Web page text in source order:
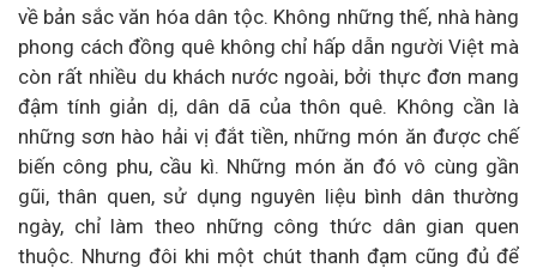
về bản sắc văn hóa dân tộc. Không những thế, nhà hàng
phong cách đồng quê không chỉ hấp dẫn người Việt mà
còn rất nhiều du khách nước ngoài, bởi thực đơn mang
đậm tính giản dị, dân dã của thôn quê. Không cần là
những sơn hào hải vị đắt tiền, những món ăn được chế
biến công phu, cầu kì. Những món ăn đó vô cùng gần
gũi, thân quen, sử dụng nguyên liệu bình dân thường
ngày, chỉ làm theo những công thức dân gian quen
thuộc. Nhưng đôi khi một chút thanh đạm cũng đủ để